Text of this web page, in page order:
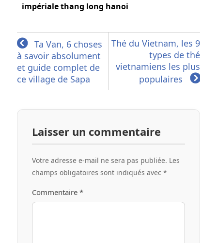
impériale thang long hanoi
Ta Van, 6 choses
à savoir absolument
et guide complet de
ce village de Sapa
Thé du Vietnam, les 9
types de thé
vietnamiens les plus
populaires
Laisser un commentaire
Votre adresse e-mail ne sera pas publiée. Les
champs obligatoires sont indiqués avec *
Commentaire *